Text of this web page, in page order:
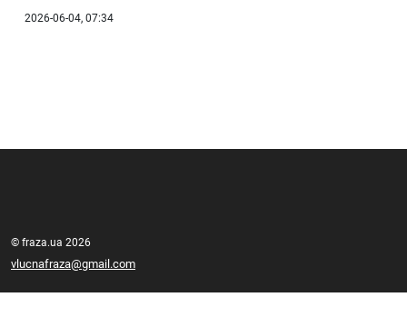
2026-06-04, 07:34
© fraza.ua 2026
vlucnafraza@gmail.com